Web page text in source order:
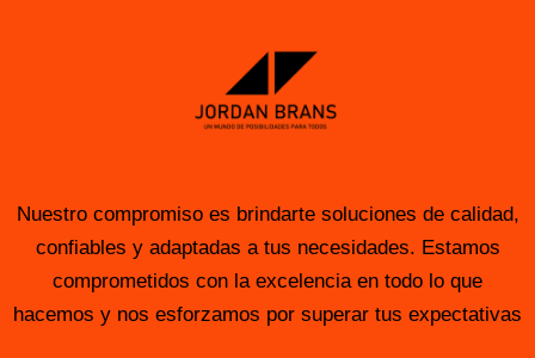
Nuestro compromiso es brindarte soluciones de calidad,
confiables y adaptadas a tus necesidades. Estamos
comprometidos con la excelencia en todo lo que
hacemos y nos esforzamos por superar tus expectativas